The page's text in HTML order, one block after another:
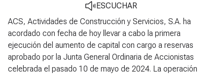
ESCUCHAR
ACS, Actividades de Construcción y Servicios, S.A. ha
acordado con fecha de hoy llevar a cabo la primera
ejecución del aumento de capital con cargo a reservas
aprobado por la Junta General Ordinaria de Accionistas
celebrada el pasado 10 de mayo de 2024. La operación